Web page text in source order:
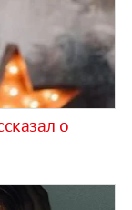
о